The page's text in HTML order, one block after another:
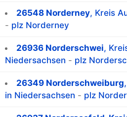
26548 Norderney, Kreis
- plz Norderney
26936 Norderschwei,
Niedersachsen - plz
26349 Norderschweiburg
in Niedersachsen - plz